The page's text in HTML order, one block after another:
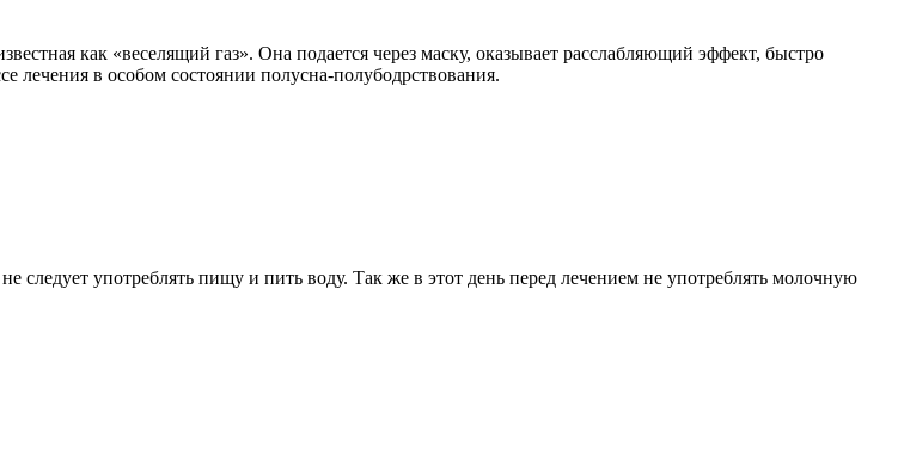
как «веселящий газ». Она подается через маску, оказывает расслабляющий эффект, быстро
лечения в особом состоянии полусна-полубодрствования.
следует употреблять пищу и пить воду. Так же в этот день перед лечением не употреблять молочную